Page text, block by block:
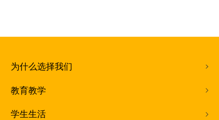
为什么选择我们
教育教学
学生生活